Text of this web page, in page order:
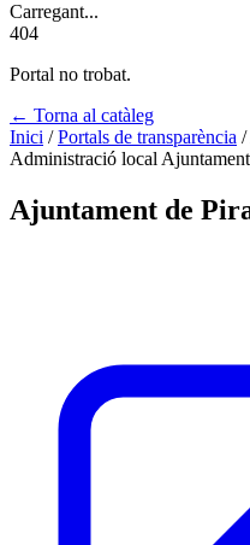
Carregant...
404
Portal no trobat.
← Torna al catàleg
Inici / Portals de transparència /
Administració local Ajuntament
Ajuntament de